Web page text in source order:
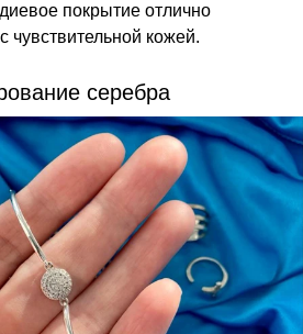
покрытие отлично
чувствительной кожей.
серебра